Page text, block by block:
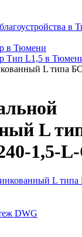
в
в Тюмени
Тип L1,5 в
L типа
L
1,5-
DWG